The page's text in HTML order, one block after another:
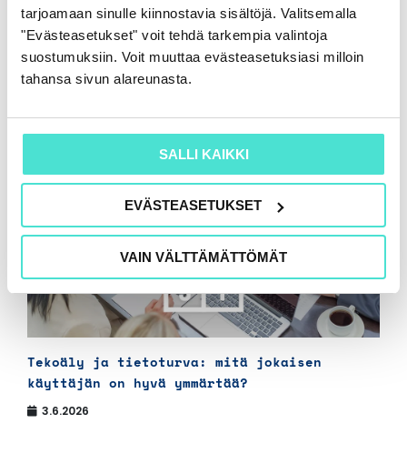
tarjoamaan sinulle kiinnostavia sisältöjä. Valitsemalla
"Evästeasetukset" voit tehdä tarkempia valintoja
suostumuksiin. Voit muuttaa evästeasetuksiasi milloin
tahansa sivun alareunasta.
SALLI KAIKKI
EVÄSTEASETUKSET
VAIN VÄLTTÄMÄTTÖMÄT
Tekoäly ja tietoturva: mitä jokaisen
käyttäjän on hyvä ymmärtää?
3.6.2026